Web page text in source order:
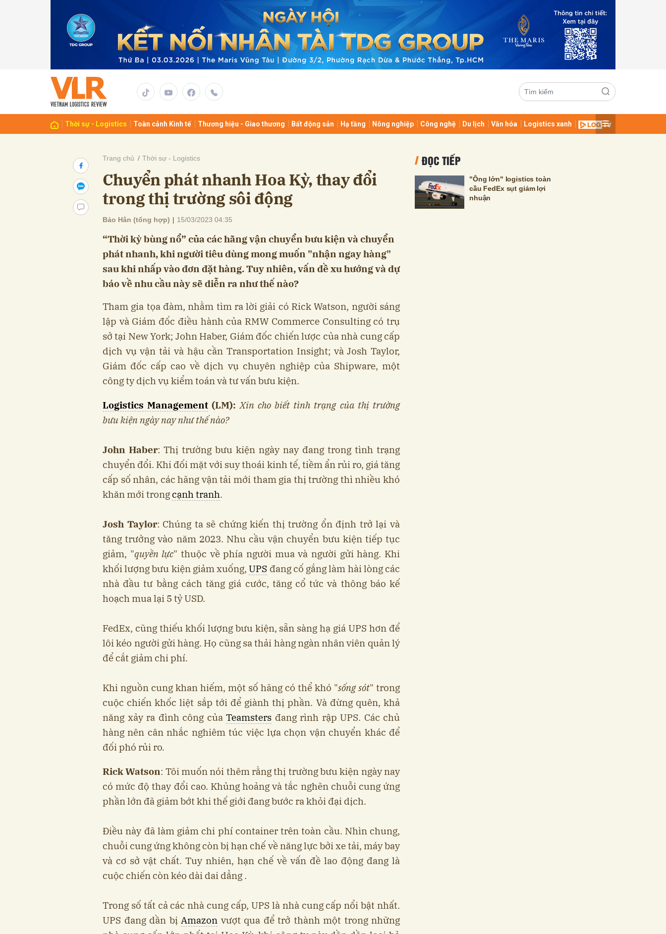
Thời sự - Logistics Toàn cảnh Kinh tế Thương hiệu - Giao thương Bất động sản Hạ tầng Nông nghiệp Công nghệ Du lịch Văn hóa Logistics xanh
Trang chủ Thời sự - Logistics
Chuyển phát nhanh Hoa Kỳ, thay đổi
trong thị trường sôi động
Bảo Hân (tổng hợp) | 15/03/2023 04:35
“Thời kỳ bùng nổ” của các hãng vận chuyển bưu kiện và chuyển
phát nhanh, khi người tiêu dùng mong muốn "nhận ngay hàng"
sau khi nhấp vào đơn đặt hàng. Tuy nhiên, vấn đề xu hướng và dự
báo về nhu cầu này sẽ diễn ra như thế nào?
Tham gia tọa đàm, nhằm tìm ra lời giải có Rick Watson, người sáng
lập và Giám đốc điều hành của RMW Commerce Consulting có trụ
sở tại New York; John Haber, Giám đốc chiến lược của nhà cung cấp
dịch vụ vận tải và hậu cần Transportation Insight; và Josh Taylor,
Giám đốc cấp cao về dịch vụ chuyên nghiệp của Shipware, một
công ty dịch vụ kiểm toán và tư vấn bưu kiện.
Logistics Management (LM): Xin cho biết tình trạng của thị trường
bưu kiện ngày nay như thế nào?
John Haber: Thị trường bưu kiện ngày nay đang trong tình trạng
chuyển đổi. Khi đối mặt với suy thoái kinh tế, tiềm ẩn rủi ro, giá tăng
cấp số nhân, các hãng vận tải mới tham gia thị trường thì nhiều khó
khăn mới trongcạnh tranh.
Josh Taylor: Chúng ta sẽ chứng kiến ​​thị trường ổn định trở lại và
tăng trưởng vào năm 2023. Nhu cầu vận chuyển bưu kiện tiếp tục
giảm, "quyền lực" thuộc về phía người mua và người gửi hàng. Khi
khối lượng bưu kiện giảm xuống,UPS đang cố gắng làm hài lòng các
nhà đầu tư bằng cách tăng giá cước, tăng cổ tức và thông báo kế
hoạch mua lại 5 tỷ USD.
FedEx, cũng thiếu khối lượng bưu kiện, sẵn sàng hạ giá UPS hơn để
lôi kéo người gửi hàng. Họ cũng sa thải hàng ngàn nhân viên quản lý
để cắt giảm chi phí.
Khi nguồn cung khan hiếm, một số hãng có thể khó "sống sót" trong
cuộc chiến khốc liệt sắp tới để giành thị phần. Và đừng quên, khả
năng xảy ra đình công của Teamsters đang rình rập UPS. Các chủ
hàng nên cân nhắc nghiêm túc việc lựa chọn vận chuyển khác để
đối phó rủi ro.
Rick Watson: Tôi muốn nói thêm rằng thị trường bưu kiện ngày nay
có mức độ thay đổi cao. Khủng hoảng và tắc nghẽn chuỗi cung ứng
phần lớn đã giảm bớt khi thế giới đang bước ra khỏi đại dịch.
Điều này đã làm giảm chi phí container trên toàn cầu. Nhìn chung,
chuỗi cung ứng không còn bị hạn chế về năng lực bởi xe tải, máy bay
và cơ sở vật chất. Tuy nhiên, hạn chế về vấn đề lao động đang là
cuộc chiến còn kéo dài dai dẳng .
Trong số tất cả các nhà cung cấp, UPS là nhà cung cấp nổi bật nhất.
UPS đang dần bị Amazon vượt qua để trở thành một trong những
ĐỌC TIẾP
"Ông lớn" logistics toàn
cầu FedEx sụt giảm lợi
nhuận
Gửi bình luận